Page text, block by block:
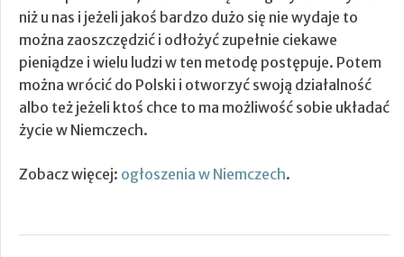
niż u nas i jeżeli jakoś bardzo dużo się nie wydaje to
można zaoszczędzić i odłożyć zupełnie ciekawe
pieniądze i wielu ludzi w ten metodę postępuje. Potem
można wrócić do Polski i otworzyć swoją działalność
albo też jeżeli ktoś chce to ma możliwość sobie układać
życie w Niemczech.
Zobacz więcej: ogłoszenia w Niemczech.